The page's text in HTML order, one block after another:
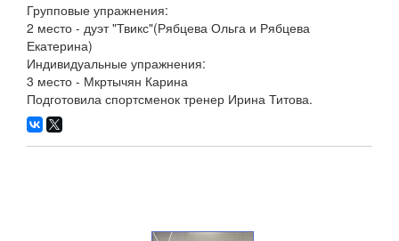
Групповые упражнения:
2 место - дуэт "Твикс"(Рябцева Ольга и Рябцева
Екатерина)
Индивидуальные упражнения:
3 место - Мкртычян Карина
Подготовила спортсменок тренер Ирина Титова.